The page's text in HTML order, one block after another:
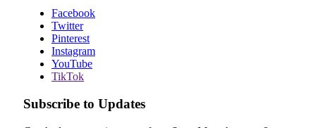
Facebook
Twitter
Pinterest
Instagram
YouTube
TikTok
Subscribe to Updates